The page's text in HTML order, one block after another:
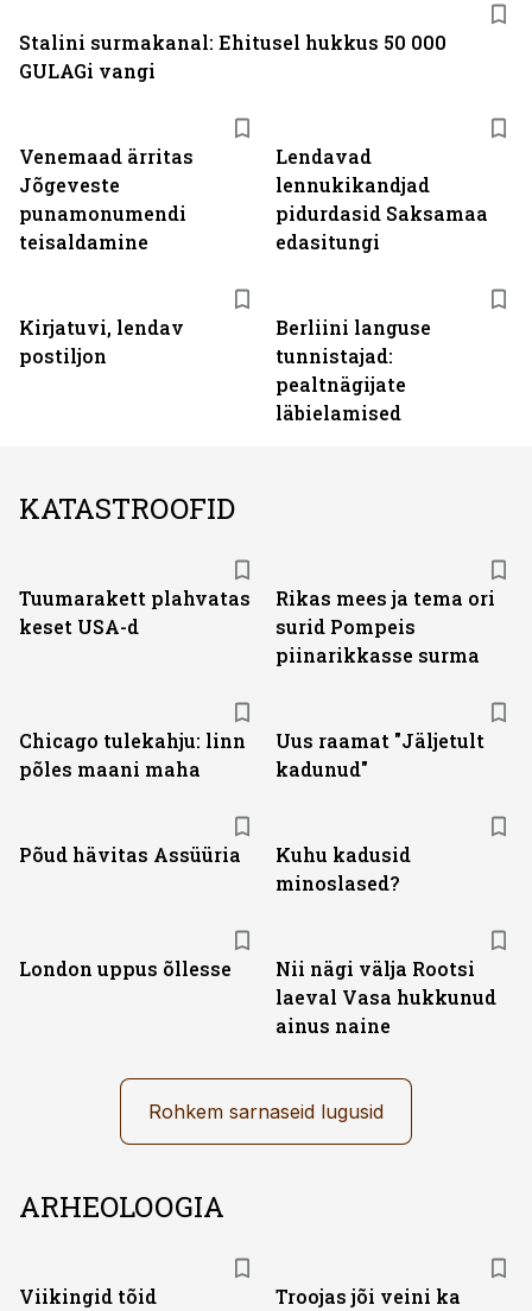
Venemaad ärritas
Jõgeveste
punamonumendi
teisaldamine
Lendavad
lennukikandjad
pidurdasid Saksamaa
edasitungi
Kirjatuvi, lendav
postiljon
Berliini languse
tunnistajad:
pealtnägijate
läbielamised
Stalini surmakanal: Ehitusel hukkus 50 000
GULAGi vangi
KATASTROOFID
Tuumarakett plahvatas
keset USA-d
Rikas mees ja tema ori
surid Pompeis
piinarikkasse surma
Chicago tulekahju: linn
põles maani maha
Uus raamat "Jäljetult
kadunud"
Põud hävitas Assüüria
Kuhu kadusid
minoslased?
London uppus õllesse
Nii nägi välja Rootsi
laeval Vasa hukkunud
ainus naine
Rohkem sarnaseid lugusid
ARHEOLOOGIA
Viikingid tõid
Troojas jõi veini ka